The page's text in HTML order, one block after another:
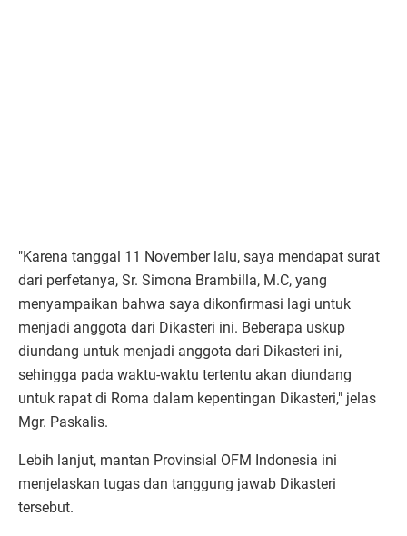
"Karena tanggal 11 November lalu, saya mendapat surat
dari perfetanya, Sr. Simona Brambilla, M.C, yang
menyampaikan bahwa saya dikonfirmasi lagi untuk
menjadi anggota dari Dikasteri ini. Beberapa uskup
diundang untuk menjadi anggota dari Dikasteri ini,
sehingga pada waktu-waktu tertentu akan diundang
untuk rapat di Roma dalam kepentingan Dikasteri," jelas
Mgr. Paskalis.
Lebih lanjut, mantan Provinsial OFM Indonesia ini
menjelaskan tugas dan tanggung jawab Dikasteri
tersebut.